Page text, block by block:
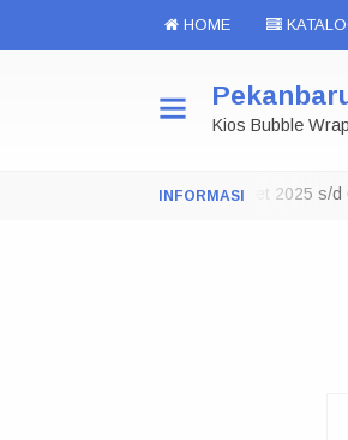
HOME
Kios Bubble
Toko Tutup 29 Maret 2025 s/d